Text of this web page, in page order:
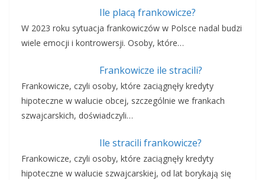
Ile placą frankowicze?
W 2023 roku sytuacja frankowiczów w Polsce nadal budzi
wiele emocji i kontrowersji. Osoby, które…
Frankowicze ile stracili?
Frankowicze, czyli osoby, które zaciągnęły kredyty
hipoteczne w walucie obcej, szczególnie we frankach
szwajcarskich, doświadczyli…
Ile stracili frankowicze?
Frankowicze, czyli osoby, które zaciągnęły kredyty
hipoteczne w walucie szwajcarskiej, od lat borykają się